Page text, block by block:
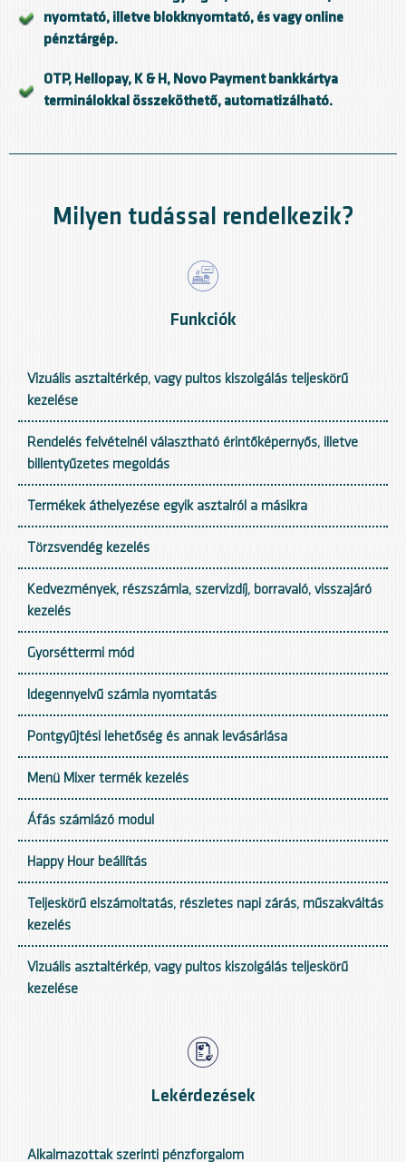
nyomtató, illetve blokknyomtató, és vagy online
pénztárgép.
OTP, Hellopay, K & H, Novo Payment bankkártya
terminálokkal összeköthető, automatizálható.
Milyen tudással rendelkezik?
Funkciók
Vizuális asztaltérkép, vagy pultos kiszolgálás teljeskörű
kezelése
Rendelés felvételnél választható érintőképernyős, illetve
billentyűzetes megoldás
Termékek áthelyezése egyik asztalról a másikra
Törzsvendég kezelés
Kedvezmények, részszámla, szervizdíj, borravaló, visszajáró
kezelés
Gyorséttermi mód
Idegennyelvű számla nyomtatás
Pontgyűjtési lehetőség és annak levásárlása
Menü Mixer termék kezelés
Áfás számlázó modul
Happy Hour beállítás
Teljeskörű elszámoltatás, részletes napi zárás, műszakváltás
kezelés
Vizuális asztaltérkép, vagy pultos kiszolgálás teljeskörű
kezelése
Lekérdezések
Alkalmazottak szerinti pénzforgalom